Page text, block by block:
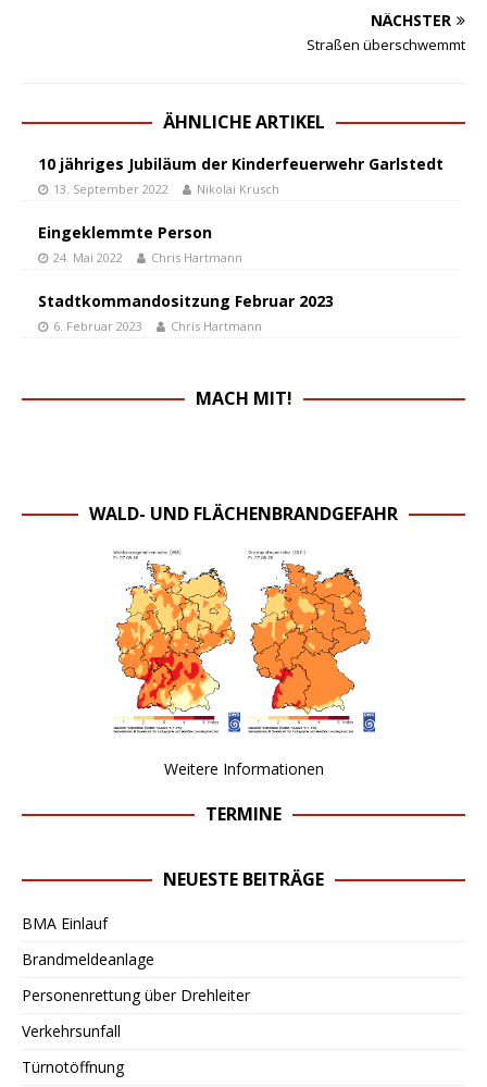
NÄCHSTER
Straßen überschwemmt
ÄHNLICHE ARTIKEL
10 jähriges Jubiläum der Kinderfeuerwehr Garlstedt
13. September 2022 Nikolai Krusch
Eingeklemmte Person
24. Mai 2022 Chris Hartmann
Stadtkommandositzung Februar 2023
6. Februar 2023 Chris Hartmann
MACH MIT!
WALD- UND FLÄCHENBRANDGEFAHR
Weitere Informationen
TERMINE
NEUESTE BEITRÄGE
BMA Einlauf
Brandmeldeanlage
Personenrettung über Drehleiter
Verkehrsunfall
Türnotöffnung